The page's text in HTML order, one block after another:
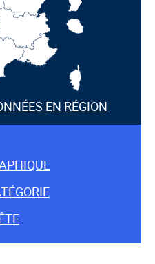
EN RÉGION